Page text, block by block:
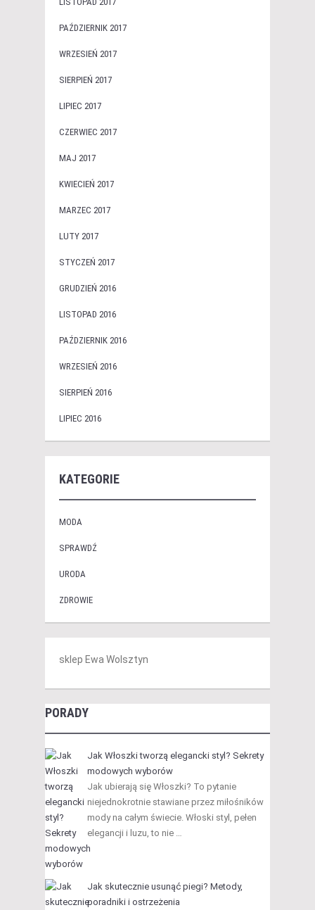
PAŹDZIERNIK 2017
WRZESIEŃ 2017
SIERPIEŃ 2017
LIPIEC 2017
CZERWIEC 2017
MAJ 2017
KWIECIEŃ 2017
MARZEC 2017
LUTY 2017
STYCZEŃ 2017
GRUDZIEŃ 2016
LISTOPAD 2016
PAŹDZIERNIK 2016
WRZESIEŃ 2016
SIERPIEŃ 2016
LIPIEC 2016
KATEGORIE
MODA
SPRAWDŹ
URODA
ZDROWIE
sklep Ewa Wolsztyn
PORADY
Jak Włoszki tworzą elegancki styl? Sekrety
modowych wyborów
Jak ubierają się Włoszki? To pytanie
niejednokrotnie stawiane przez miłośników
mody na całym świecie. Włoski styl, pełen
elegancji i luzu, to nie …
Jak skutecznie usunąć piegi? Metody,
poradniki i ostrzeżenia